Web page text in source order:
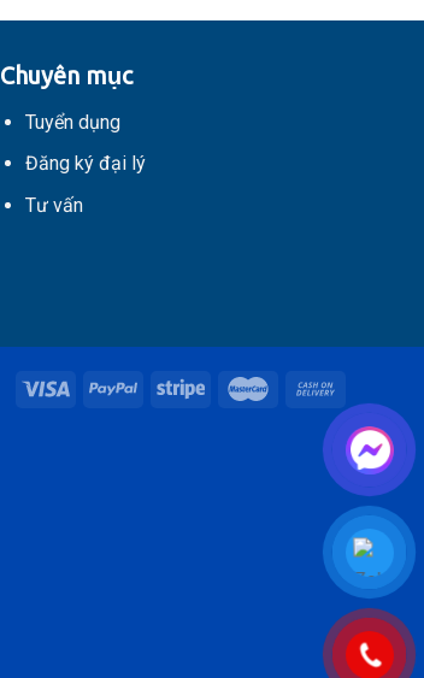
Chuyên mục
Tuyển dụng
Đăng ký đại lý
Tư vấn